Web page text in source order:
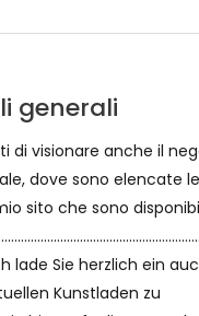
generali
di visionare anche il
dove sono elencate le
sito che sono
lade Sie herzlich ein
Kunstladen zu